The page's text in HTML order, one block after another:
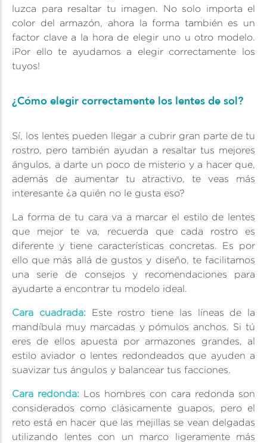
luzca para resaltar tu imagen. No solo importa el
color del armazón, ahora la forma también es un
factor clave a la hora de elegir uno u otro modelo.
¡Por ello te ayudamos a elegir correctamente los
tuyos!
¿Cómo elegir correctamente los lentes de sol?
Sí, los lentes pueden llegar a cubrir gran parte de tu
rostro, pero también ayudan a resaltar tus mejores
ángulos, a darte un poco de misterio y a hacer que,
además de aumentar tu atractivo, te veas más
interesante ¿a quién no le gusta eso?
La forma de tu cara va a marcar el estilo de lentes
que mejor te va, recuerda que cada rostro es
diferente y tiene características concretas. Es por
ello que más allá de gustos y diseño, te facilitamos
una serie de consejos y recomendaciones para
ayudarte a encontrar tu modelo ideal.
Cara cuadrada: Este rostro tiene las líneas de la
mandíbula muy marcadas y pómulos anchos. Si tú
eres de ellos apuesta por armazones grandes, al
estilo aviador o lentes redondeados que ayuden a
suavizar tus ángulos y balancear tus facciones.
Cara redonda: Los hombres con cara redonda son
considerados como clásicamente guapos, pero el
reto está en hacer que las mejillas se vean delgadas
utilizando lentes con un marco ligeramente más